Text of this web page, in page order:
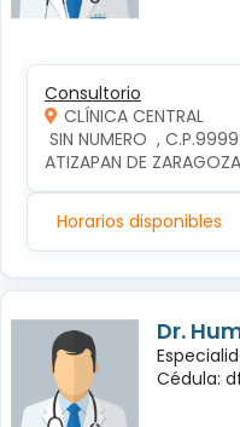
Consultorio
CLÍNICA CENTRAL
ATIZAPAN DE
Horarios disponibles
Dr.
Cédula: